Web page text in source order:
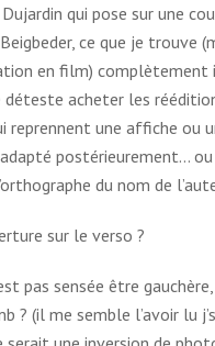
Dujardin qui pose sur une
ce que je trouve
en film)
déteste ache­ter les
reprennent une affiche ou
pos­té­rieu­re­ment… ou
du nom de
sur le verso ?
pas sen­sée être gau­chère,
? (il me semble l’avoir lu